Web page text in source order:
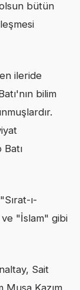
bütün
ileride
bilim
ı-
"İslam" gibi
Sait